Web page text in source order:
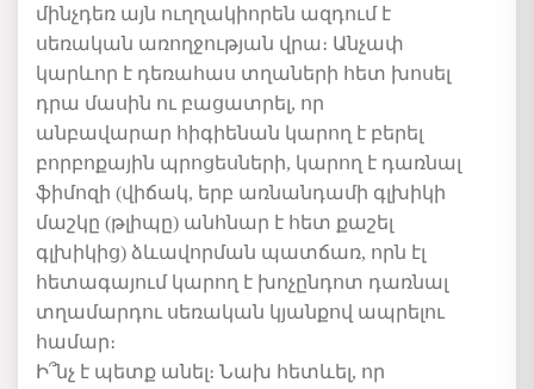
մինչդեռ այն ուղղակիորեն ազդում է
սեռական առողջության վրա։ Անչափ
կարևոր է դեռահաս տղաների հետ խոսել
դրա մասին ու բացատրել, որ
անբավարար հիգիենան կարող է բերել
բորբոքային պրոցեսների, կարող է դառնալ
ֆիմոզի (վիճակ, երբ առնանդամի գլխիկի
մաշկը (թլիպը) անհնար է հետ քաշել
գլխիկից) ձևավորման պատճառ, որն էլ
հետագայում կարող է խոչընդոտ դառնալ
տղամարդու սեռական կյանքով ապրելու
համար։
Ի՞նչ է պետք անել։ Նախ հետևել, որ